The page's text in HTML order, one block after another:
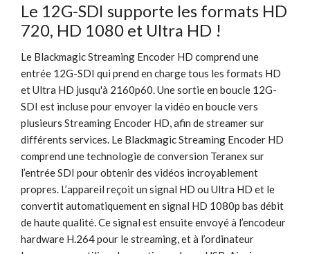
Le 12G-SDI supporte les formats HD
720, HD 1080 et Ultra HD !
Le Blackmagic Streaming Encoder HD comprend une
entrée 12G-SDI qui prend en charge tous les formats HD
et Ultra HD jusqu'à 2160p60. Une sortie en boucle 12G-
SDI est incluse pour envoyer la vidéo en boucle vers
plusieurs Streaming Encoder HD, afin de streamer sur
différents services. Le Blackmagic Streaming Encoder HD
comprend une technologie de conversion Teranex sur
l’entrée SDI pour obtenir des vidéos incroyablement
propres. L’appareil reçoit un signal HD ou Ultra HD et le
convertit automatiquement en signal HD 1080p bas débit
de haute qualité. Ce signal est ensuite envoyé à l’encodeur
hardware H.264 pour le streaming, et à l’ordinateur